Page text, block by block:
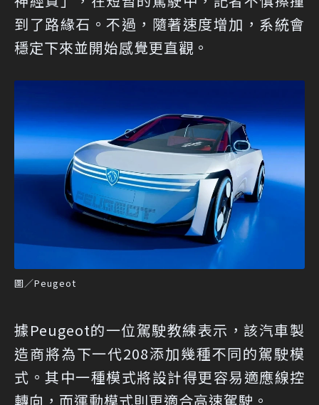
到了路緣石。不過，隨著速度增加，系統會
穩定下來並開始感覺更直觀。
圖／Peugeot
據Peugeot的一位駕駛教練表示，該汽車製
造商將為下一代208添加幾種不同的駕駛模
式。其中一種模式將設計得更容易適應線控
轉向，而運動模式則更適合高速駕駛。